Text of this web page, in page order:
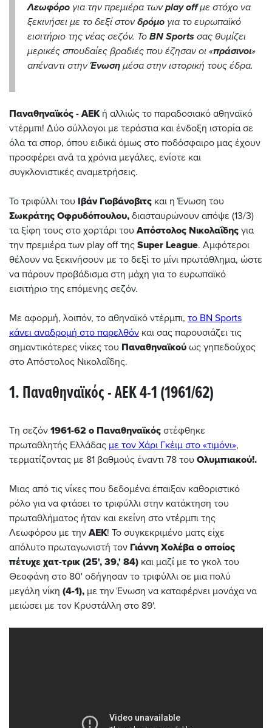
Λεωφόρο για την πρεμιέρα τωνplayoffμε στόχο να
ξεκινήσει με το δεξί στονδρόμο για το ευρωπαϊκό
εισιτήριο της νέας σεζόν. Το BN Sports σας θυμίζει
μερικές σπουδαίες βραδιές που έζησαν οι «πράσινοι»
απέναντι στηνΈνωση μέσα στην ιστορική τους έδρα.
Παναθηναϊκός - ΑΕΚή αλλιώς το παραδοσιακό αθηναϊκό
ντέρμπι! Δύο σύλλογοι με τεράστια και ένδοξη ιστορία σε
όλα τα σπορ, όπου ειδικά όμως στο ποδόσφαιρο μας έχουν
προσφέρει ανά τα χρόνια μεγάλες, ενίοτε και
συγκλονιστικές αναμετρήσεις.
Το τριφύλλι του Ιβάν Γιοβάνοβιτς και η Ένωση του
Σωκράτης Οφρυδόπουλου, διασταυρώνουν απόψε (13/3)
τα ξίφη τους στο χορτάρι του Απόστολος Νικολαΐδης για
την πρεμιέρα των play off της Super League. Αμφότεροι
θέλουν να ξεκινήσουν με το δεξί το μίνι πρωτάθλημα, ώστε
να πάρουν προβάδισμα στη μάχη για το ευρωπαϊκό
εισιτήριο της επόμενης σεζόν.
Με αφορμή, λοιπόν, το αθηναϊκό ντέρμπι, το BN Sports
κάνει αναδρομή στο παρελθόν και σας παρουσιάζει τις
σημαντικότερες νίκες του Παναθηναϊκού ως γηπεδούχος
στο Απόστολος Νικολαΐδης.
1. Παναθηναϊκός - ΑΕΚ 4-1 (1961/62)
Τη σεζόν 1961-62 ο Παναθηναϊκός στέφθηκε
πρωταθλητής Ελλάδας με τον Χάρι Γκέιμ στο «τιμόνι»,
τερματίζοντας με 81 βαθμούς έναντι 78 του Ολυμπιακού!.
Μιας από τις νίκες που δεδομένα έπαιξαν καθοριστικό
ρόλο για να φτάσει το τριφύλλι στην κατάκτηση του
πρωταθλήματος ήταν και εκείνη στο ντέρμπι της
Λεωφόρου με την ΑΕΚ! Το συγκεκριμένο ματς είχε
απόλυτο πρωταγωνιστή τον Γιάννη Χολέβα ο οποίος
πέτυχε χατ-τρικ (25', 39,' 84) και μαζί με το γκολ του
Θεοφάνη στο 80' οδήγησαν το τριφύλλι σε μια πολύ
μεγάλη νίκη (4-1), με την Ένωση να καταφέρνει μονάχα να
μειώσει με τον Κρυστάλλη στο 89'.